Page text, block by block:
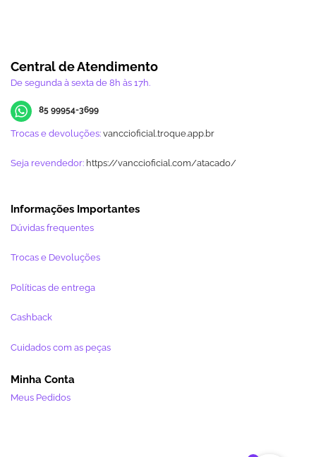
Central de Atendimento
De segunda à sexta de 8h às 17h.
85 99954-3699
Trocas e devoluções: vanccioficial.troque.app.br
Seja revendedor: https://vanccioficial.com/atacado/
Informações Importantes
Dúvidas frequentes
Trocas e Devoluções
Políticas de entrega
Cashback
Cuidados com as peças
Minha Conta
Meus Pedidos